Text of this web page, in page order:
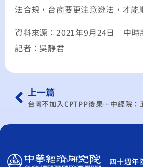
法合規，台商要更注意遵法，才能
資料來源：2021年9月24日 中時
記者：吳靜君
上一篇
台灣不加入CPTPP後果 學者：未來貿易協定恐都無望
四十週年